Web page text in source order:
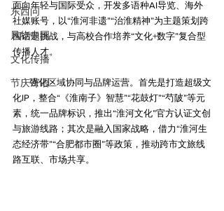
东西问
风物中国
文化传播
节庆寄语
面向年轻与国际受众‌，开发多语种AI导览、海外
社媒账号，以“淮河非遗”“治淮精神”为主题策划跨
国话题挑战，与高校合作培养“文化+数字”复合型
强化区域协同与品牌运营‌。首先是打造超级文
化IP‌，整合“《淮南子》智慧”“花鼓灯”“芍陂”等元
素，统一品牌标识，推出“淮河文化”官方认证文创
与旅游线路；其次是融入国家战略‌，借力“淮河生
态经济带”“合肥都市圈”等政策，推动跨市文旅线
路互联、市场共享。